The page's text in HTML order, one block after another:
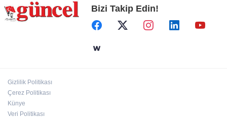
Hamileler denize veya havuza girebilir mi?
Bizi Takip Edin!
Gizlilik Politikası
Çerez Politikası
Künye
Veri Politikası